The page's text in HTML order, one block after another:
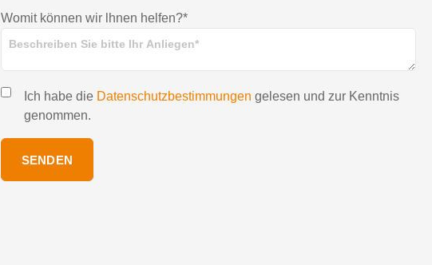
Womit können wir lhnen helfen?*
Ich habe die Datenschutzbestimmungen gelesen und zur Kenntnis
genommen.
SENDEN